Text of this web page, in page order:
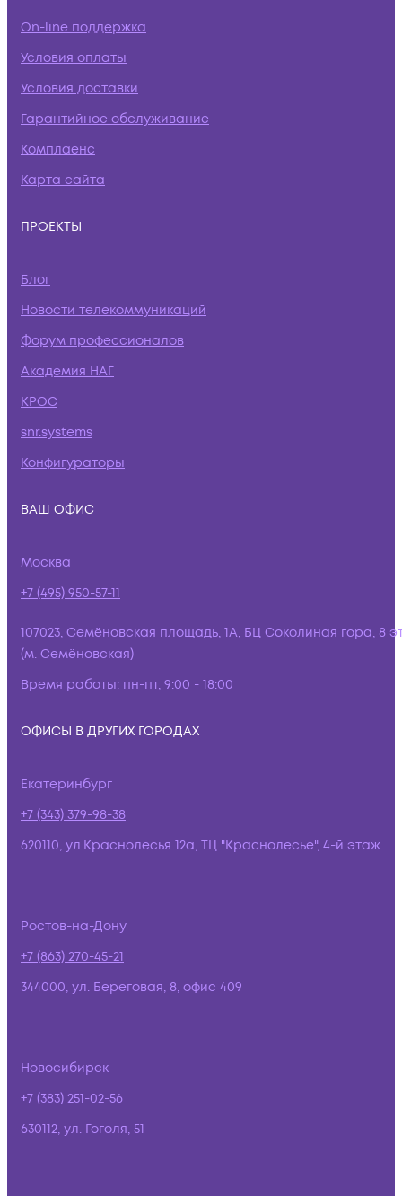
On-line поддержка
Условия оплаты
Условия доставки
Гарантийное обслуживание
Комплаенс
Карта сайта
ПРОЕКТЫ
Блог
Новости телекоммуникаций
Форум профессионалов
Академия НАГ
КРОС
snr.systems
Конфигураторы
ВАШ ОФИС
Москва
+7 (495) 950-57-11
107023, Семёновская площадь, 1А, БЦ Соколиная гора, 8
(м. Семёновская)
Время работы: пн-пт, 9:00 - 18:00
ОФИСЫ В ДРУГИХ ГОРОДАХ
Екатеринбург
+7 (343) 379-98-38
620110, ул.Краснолесья 12а, ТЦ "Краснолесье", 4-й этаж
Ростов-на-Дону
+7 (863) 270-45-21
344000, ул. Береговая, 8, офис 409
Новосибирск
+7 (383) 251-02-56
630112, ул. Гоголя, 51